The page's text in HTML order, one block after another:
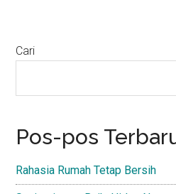
Primary
Cari
Pos-pos
Rahasia Rumah Tetap Bersih